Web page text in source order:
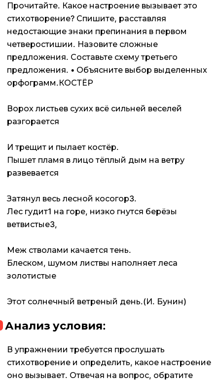
Прочитайте. Какое настроение вызывает это
стихотворение? Спишите, расставляя
недостающие знаки препинания в первом
четверостишии. Назовите сложные
предложения. Составьте схему третьего
предложения. • Объясните выбор выделенных
орфограмм.КОСТЁР
Ворох листьев сухих всё сильней веселей
разгорается
И трещит и пылает костёр.
Пышет пламя в лицо тёплый дым на ветру
развевается
Затянул весь лесной косогор3.
Лес гудит1 на горе, низко гнутся берёзы
ветвистые3,
Меж стволами качается тень.
Блеском, шумом листвы наполняет леса
золотистые
Этот солнечный ветреный день.(И. Бунин)
Анализ условия:
В упражнении требуется прослушать
стихотворение и определить, какое настроение
оно вызывает. Отвечая на вопрос, обратите